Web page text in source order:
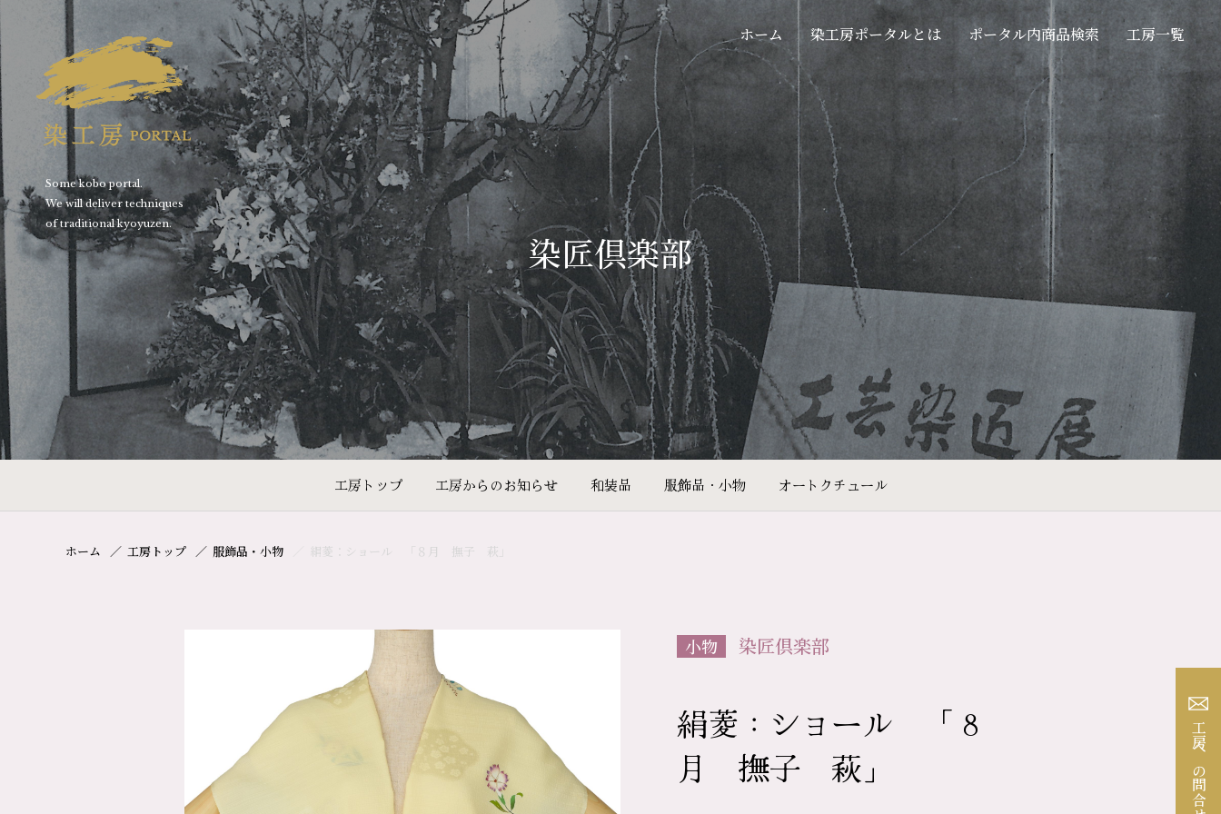
Some kobo portal.
We will deliver techniques
of traditional kyoyuzen.
ホーム 染工房ポータルとは ポータル内商品検索 工房一覧
染匠倶楽部
工房トップ 工房からのお知らせ 和装品 服飾品・小物 オートクチュール
工房への問合せ
ホーム 工房トップ 服飾品・小物 絹菱：ショール 「８月 撫子 萩」
小物 染匠倶楽部
絹菱：ショール 「８
月 撫子 萩」